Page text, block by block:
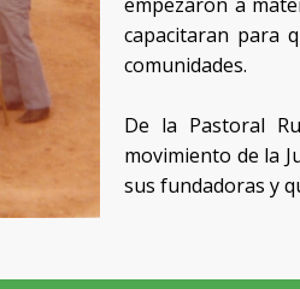
capacitaran para
comunidades.
De la Pastoral
movimiento de la
sus fundadoras y